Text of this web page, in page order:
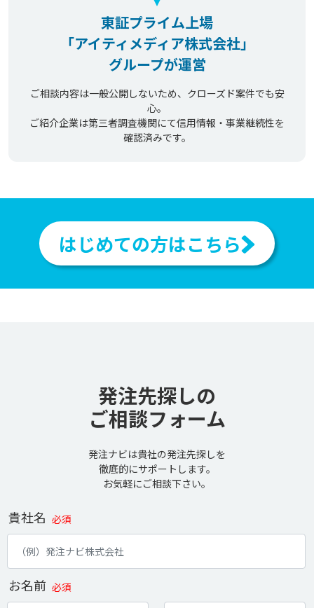
東証プライム上場
「アイティメディア株式会社」
グループが運営
ご相談内容は一般公開しないため、クローズド案件でも安
心。
ご紹介企業は第三者調査機関にて信用情報・事業継続性を
確認済みです。
はじめての方はこちら
発注先探しの
ご相談フォーム
発注ナビは貴社の発注先探しを
徹底的にサポートします。
お気軽にご相談下さい。
貴社名 必須
お名前 必須